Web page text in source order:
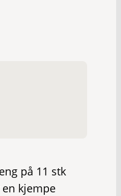
på 11 stk
kjempe